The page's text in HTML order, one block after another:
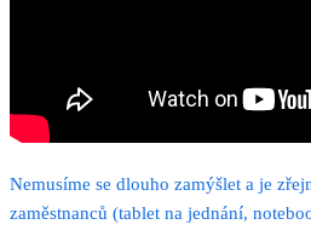
Nemusíme se dlouho zamýšlet a je
zaměstnanců (tablet na jednání,